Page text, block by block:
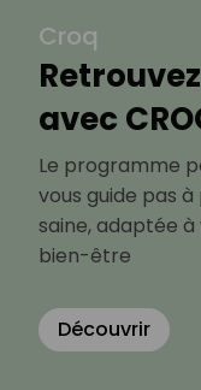
Croq
avec
Le programme
vous guide pas
saine, adaptée
bien-être
Découvrir